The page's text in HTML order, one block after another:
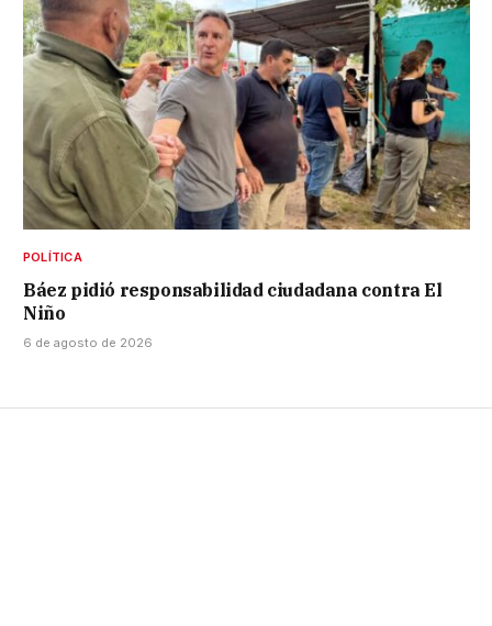
POLÍTICA
Báez pidió responsabilidad ciudadana contra El
Niño
6 de agosto de 2026